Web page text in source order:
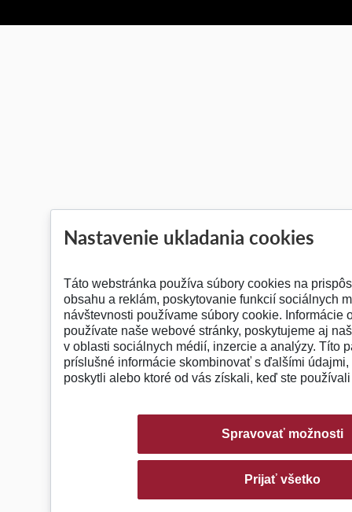
Nastavenie ukladania cookies
Táto webstránka používa súbory cookies na
obsahu a reklám, poskytovanie funkcií sociálnych
návštevnosti používame súbory cookie. Informácie
používate naše webové stránky, poskytujeme aj
v oblasti sociálnych médií, inzercie a analýzy. Títo
príslušné informácie skombinovať s ďalšími údajmi,
poskytli alebo ktoré od vás získali, keď ste
Spravovať možnosti
Prijať všetko